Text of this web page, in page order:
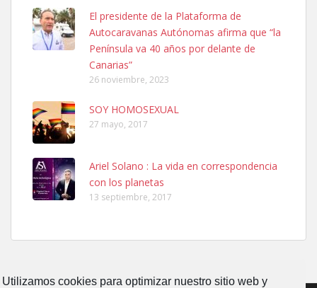
Utilizamos cookies para optimizar nuestro sitio web y
SHIBA PERDIDO AVDA JOSE MESA Y LOPEZ
PERRO MACHO RAZA SHIBA CON MICROCHIP PERDIDO HOY
06/07/2025 ZONA MESA Y LOPEZ. ES MUY ASUSTADIZO
Leales.org » Gran Canaria
6.7.2025
Ninfa perdida
El día 5 se los perdió una ninfa papillera, asustada tiene miedo a la
calle, se perdió por la zon...
El presidente de la Plataforma de
Autocaravanas Autónomas afirma que “la
Península va 40 años por delante de
Canarias”
26 noviembre, 2023
SOY HOMOSEXUAL
27 mayo, 2017
Ariel Solano : La vida en correspondencia
con los planetas
13 septiembre, 2017